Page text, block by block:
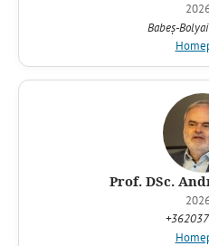
Babeș-
Prof. DSc.